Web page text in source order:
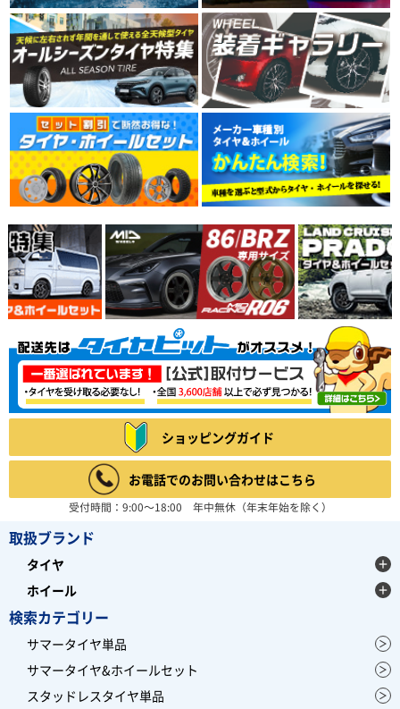
ショッピングガイド
お電話でのお問い合わせはこちら
受付時間：9:00～18:00 年中無休（年末年始を除く）
取扱ブランド
タイヤ
ホイール
検索カテゴリー
サマータイヤ単品
サマータイヤ&ホイールセット
スタッドレスタイヤ単品